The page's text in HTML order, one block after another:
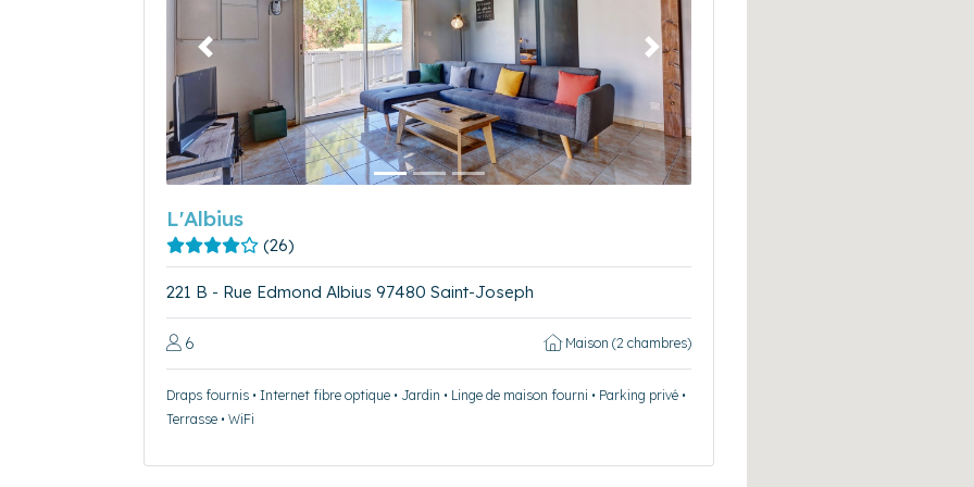
Précédent Suivant
L'Albius
(26)
221 B - Rue Edmond Albius 97480 Saint-Joseph
6 Maison (2 chambres)
Draps fournis • Internet fibre optique • Jardin • Linge de maison fourni • Parking privé •
Terrasse • WiFi